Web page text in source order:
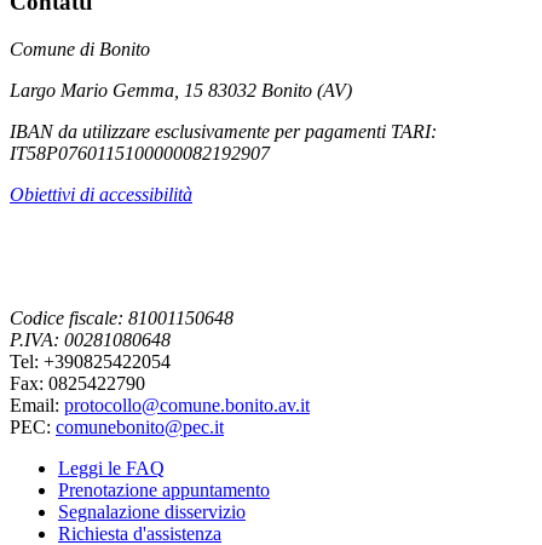
Comune di Bonito
Largo Mario Gemma, 15 83032 Bonito (AV)
IBAN da utilizzare esclusivamente per pagamenti TARI:
IT58P0760115100000082192907
Obiettivi di accessibilità
Codice fiscale: 81001150648
P.IVA: 00281080648
Tel: +390825422054
Fax: 0825422790
Email: protocollo@comune.bonito.av.it
PEC: comunebonito@pec.it
Leggi le FAQ
Prenotazione appuntamento
Segnalazione disservizio
Richiesta d'assistenza